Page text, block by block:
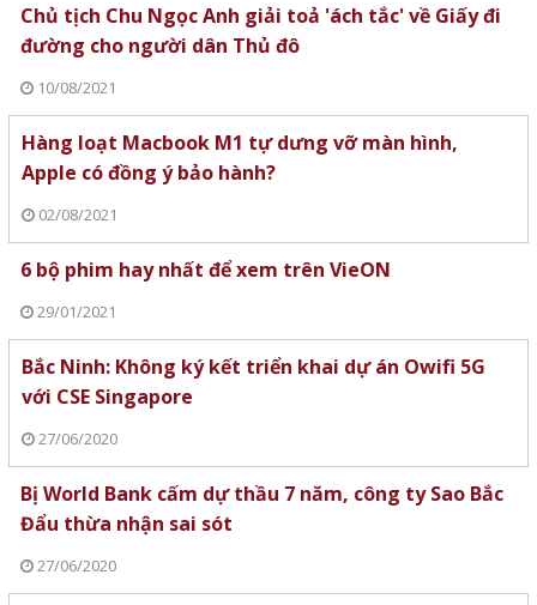
Chủ tịch Chu Ngọc Anh giải toả 'ách tắc' về Giấy đi
đường cho người dân Thủ đô
10/08/2021
Hàng loạt Macbook M1 tự dưng vỡ màn hình,
Apple có đồng ý bảo hành?
02/08/2021
6 bộ phim hay nhất để xem trên VieON
29/01/2021
Bắc Ninh: Không ký kết triển khai dự án Owifi 5G
với CSE Singapore
27/06/2020
Bị World Bank cấm dự thầu 7 năm, công ty Sao Bắc
Đẩu thừa nhận sai sót
27/06/2020